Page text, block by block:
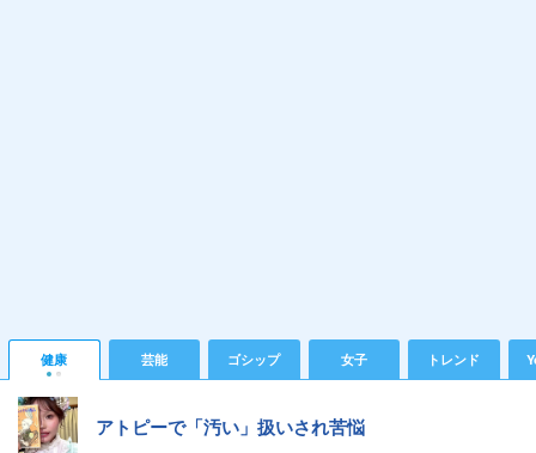
健康 芸能 ゴシップ 女子 トレンド
アトピーで「汚い」扱いされ苦悩